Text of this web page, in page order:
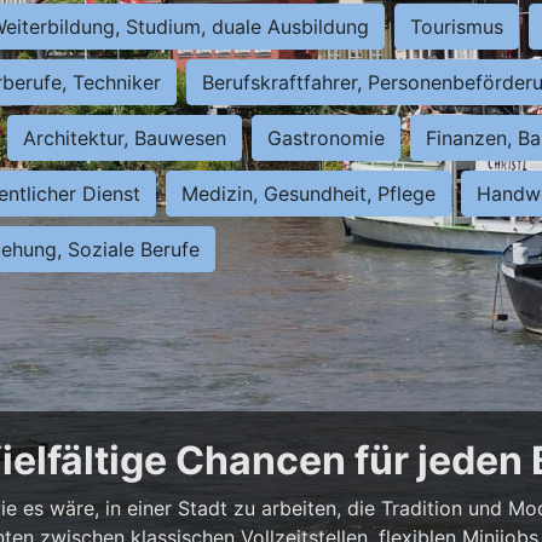
Studium, duale Ausbildung Tourismus
Techniker Berufskraftfahrer,
Architektur, Bauwesen Gastronomie Finanzen,
Dienst Medizin, Gesundheit, Pflege
Soziale Berufe
Chancen für jeden
es wäre, in einer Stadt zu arbeiten, die Tradition und